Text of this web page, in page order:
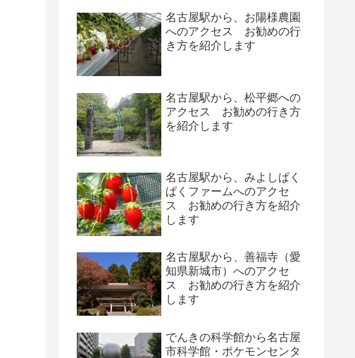
名古屋駅から、お陽様農園
へのアクセス お勧めの行
き方を紹介します
名古屋駅から、松平郷への
アクセス お勧めの行き方
を紹介します
名古屋駅から、みよしぱく
ぱくファームへのアクセ
ス お勧めの行き方を紹介
します
名古屋駅から、善福寺（愛
知県新城市）へのアクセ
ス お勧めの行き方を紹介
します
でんきの科学館から名古屋
市科学館・ポケモンセンタ